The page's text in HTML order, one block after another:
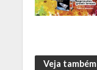
Veja também